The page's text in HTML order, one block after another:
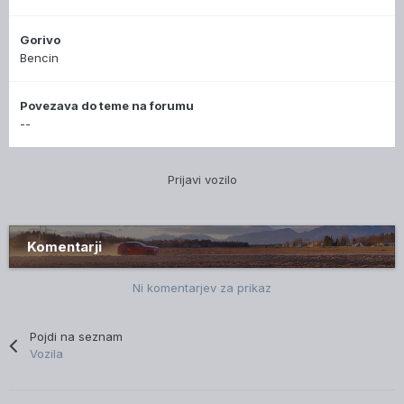
Gorivo
Bencin
Povezava do teme na forumu
--
Prijavi vozilo
Komentarji
Ni komentarjev za prikaz
Pojdi na seznam
Vozila